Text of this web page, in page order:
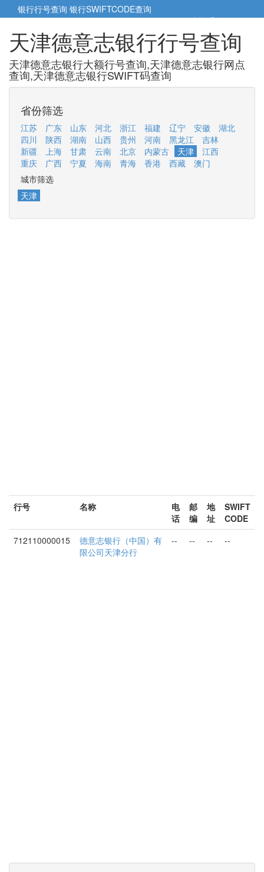
银行行号查询 银行SWIFTCODE查询
5cm小帮手5cm.cn
天津德意志银行行号查询
天津德意志银行大额行号查询,天津德意志银行网点
查询,天津德意志银行SWIFT码查询
省份筛选
江苏 广东 山东 河北 浙江 福建 辽宁 安徽
湖北
四川
陕西 湖南 山西 贵州 河南 黑龙江
吉林
新疆
上海 甘肃 云南 北京 内蒙古 天津
江西
重庆
广西 宁夏 海南 青海 香港 西藏
澳门
城市筛选
天津
行号 名称
电
话
邮
编
地
址
SWIFT
CODE
712110000015
德意志银行（中国）有
限公司天津分行
-- -- -- --